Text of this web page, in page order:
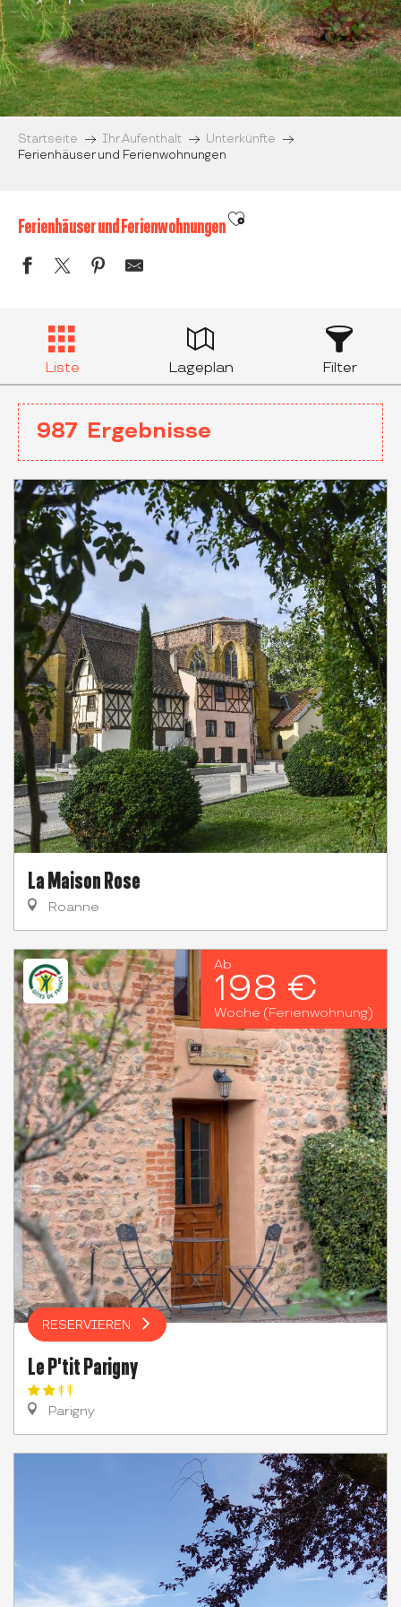
Startseite Ihr Aufenthalt
Unterkünfte
Ferienhäuser und Ferienwohnungen
Ferienhäuser und FerienwohnungenAjouter aux favoris
Liste Lageplan Filter
987 Ergebnisse
La Maison Rose
Roanne
Ab
198 €
Woche (Ferienwohnung)
RESERVIEREN
Le P'tit Parigny
Parigny